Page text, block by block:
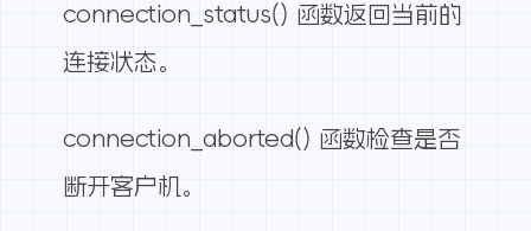
connection_status() 函数返回当前的
连接状态。
connection_aborted() 函数检查是否
断开客户机。